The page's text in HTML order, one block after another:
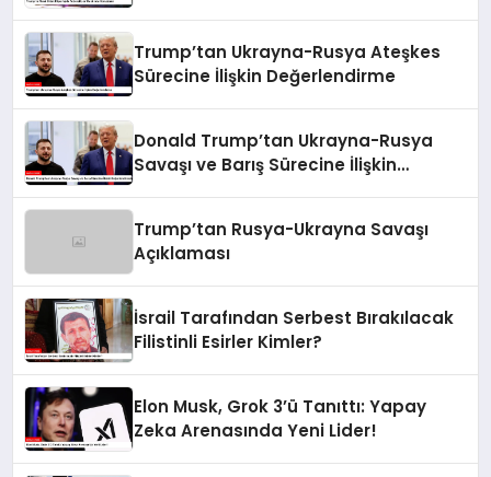
Trump’tan Ukrayna-Rusya Ateşkes
Sürecine İlişkin Değerlendirme
Donald Trump’tan Ukrayna-Rusya
Savaşı ve Barış Sürecine İlişkin
Trump’tan Rusya-Ukrayna Savaşı
Açıklaması
İsrail Tarafından Serbest Bırakılacak
Filistinli Esirler Kimler?
Elon Musk, Grok 3’ü Tanıttı: Yapay
Zeka Arenasında Yeni Lider!